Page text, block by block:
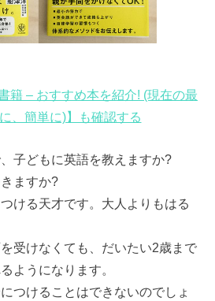
籍 – おすすめ本を紹介! (現在の最
、簡単に)】も確認する
子どもに英語を教えますか?
ますか?
ける天才です。大人よりもはる
受けなくても、だいたい2歳まで
ようになります。
つけることはできないのでしょ